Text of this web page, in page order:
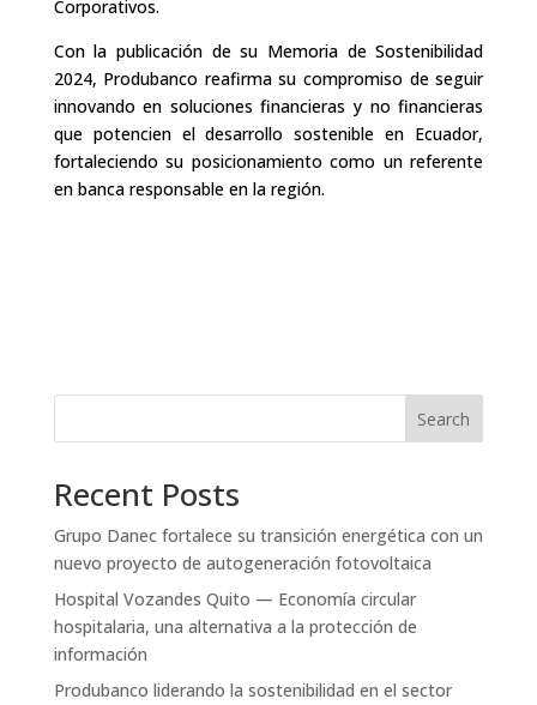
Corporativos.
Con la publicación de su Memoria de Sostenibilidad
2024, Produbanco reafirma su compromiso de seguir
innovando en soluciones financieras y no financieras
que potencien el desarrollo sostenible en Ecuador,
fortaleciendo su posicionamiento como un referente
en banca responsable en la región.
Search
Recent Posts
Grupo Danec fortalece su transición energética con un
nuevo proyecto de autogeneración fotovoltaica
Hospital Vozandes Quito — Economía circular
hospitalaria, una alternativa a la protección de
información
Produbanco liderando la sostenibilidad en el sector